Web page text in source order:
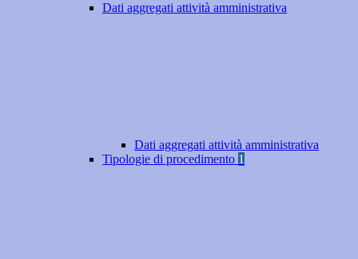
Dati aggregati attività amministrativa
Dati aggregati attività amministrativa
Tipologie di procedimento 1